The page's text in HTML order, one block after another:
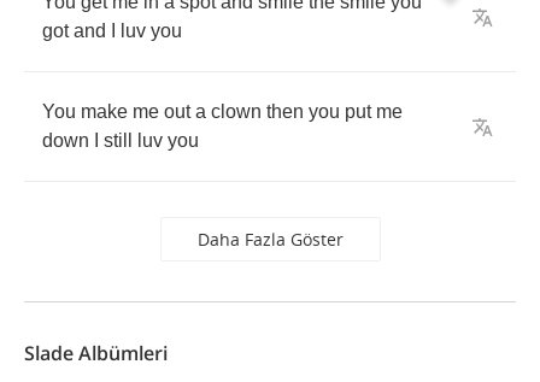
got and luv you
You make me out a clown then you put me
down
still luv you
Daha Fazla Göster
Slade Albümleri